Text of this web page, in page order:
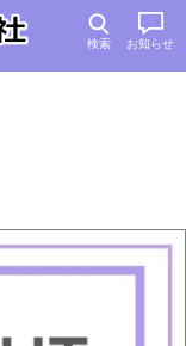
検索 お知らせ